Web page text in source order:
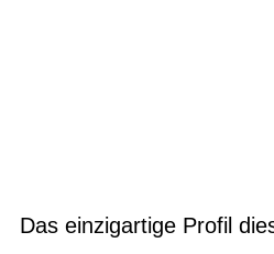
Das einzigartige Profil